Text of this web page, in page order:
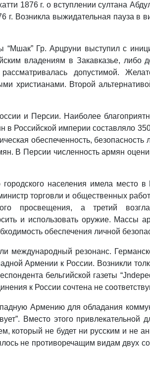
1876 г. о вступлении султана
г. Возникла выжидательная пауза в
“Мшак” Гр. Арцруни выступил с
владениям в Закавказье, либо
допустимой.
христианами. Второй
и Персии. Наиболее
Российской империи составляло
обеспеченность, безопасность
В Персии численность армян
населения имела место в
торговли и общественных
просвещения, а третий
и использовать оружие. Массы
обеспечения личной
международный резонанс.
Армении к России. Возникли
бельгийской газеты
к России сочтена не
Армению для обладания
Вместо этого привлекательной
который не будет ни русским и не
не противоречащим видам двух